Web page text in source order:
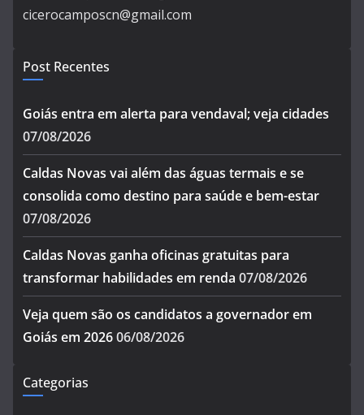
cicerocamposcn@gmail.com
Post Recentes
Goiás entra em alerta para vendaval; veja cidades
07/08/2026
Caldas Novas vai além das águas termais e se
consolida como destino para saúde e bem-estar
07/08/2026
Caldas Novas ganha oficinas gratuitas para
transformar habilidades em renda 07/08/2026
Veja quem são os candidatos a governador em
Goiás em 202606/08/2026
Categorias